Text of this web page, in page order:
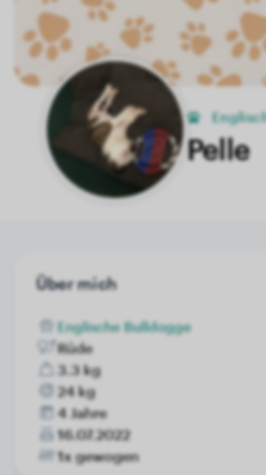
Pelle
Über mich
Englische Bulldogge
Rüde
3.3 kg
24 kg
4 Jahre
16.07.2022
1x gewogen